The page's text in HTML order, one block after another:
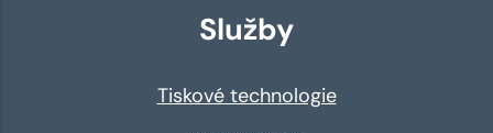
Služby
Tiskové technologie